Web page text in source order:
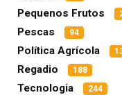
Pequenos Frutos
Pescas 94
Política Agrícola
Regadio 188
Tecnologia 244